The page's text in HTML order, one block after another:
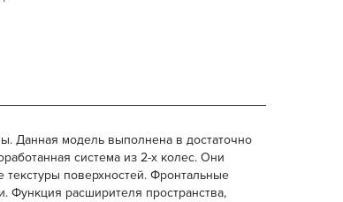
Данная модель выполнена в достаточно
система из 2-х колес. Они
поверхностей. Фронтальные
расширителя пространства,